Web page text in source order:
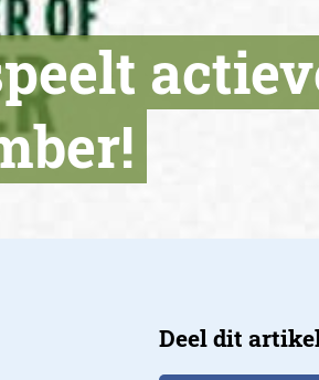
Deel dit